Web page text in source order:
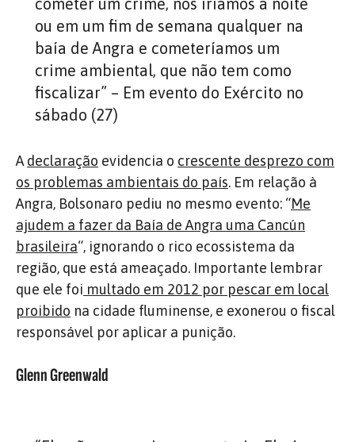
cometer um crime, nós iríamos à noite
ou em um fim de semana qualquer na
baía de Angra e cometeríamos um
crime ambiental, que não tem como
fiscalizar” – Em evento do Exército no
sábado (27)
A declaração evidencia o crescente desprezo com
os problemas ambientais do país. Em relação à
Angra, Bolsonaro pediu no mesmo evento: “Me
ajudem a fazer da Baía de Angra uma Cancún
brasileira“, ignorando o rico ecossistema da
região, que está ameaçado. Importante lembrar
que ele foi multado em 2012 por pescar em local
proibido na cidade fluminense, e exonerou o fiscal
responsável por aplicar a punição.
Glenn Greenwald